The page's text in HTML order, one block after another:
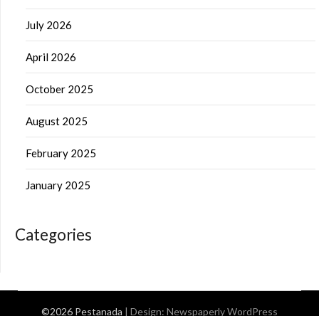
July 2026
April 2026
October 2025
August 2025
February 2025
January 2025
Categories
©2026 Pestanada | Design: Newspaperly WordPress